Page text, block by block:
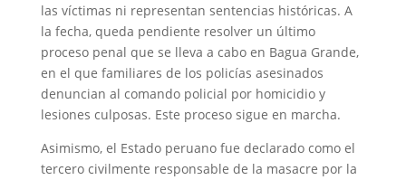
las víctimas ni representan sentencias históricas. A
la fecha, queda pendiente resolver un último
proceso penal que se lleva a cabo en Bagua Grande,
en el que familiares de los policías asesinados
denuncian al comando policial por homicidio y
lesiones culposas. Este proceso sigue en marcha.
Asimismo, el Estado peruano fue declarado como el
tercero civilmente responsable de la masacre por la